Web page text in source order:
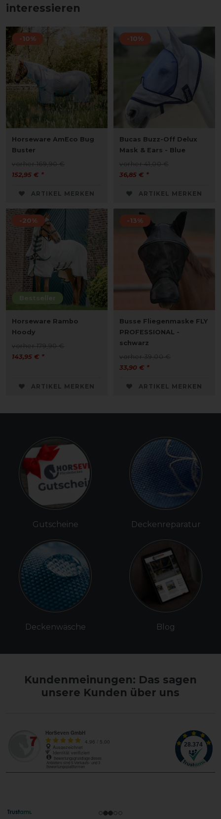
interessieren
-10%
Horseware AmEco Bug
Buster
vorher 169,90 €
152,95 € *
ARTIKEL MERKEN
-10%
Bucas Buzz-Off Delux
Mask & Ears - Blue
vorher 41,00 €
36,85 € *
ARTIKEL MERKEN
Bestseller
-20%
Horseware Rambo
Hoody
vorher 179,90 €
143,95 € *
ARTIKEL MERKEN
-13%
Busse Fliegenmaske FLY
PROFESSIONAL -
schwarz
vorher 39,00 €
33,90 € *
ARTIKEL MERKEN
Gutscheine
Deckenwäsche
Deckenreparatur
Blog
Kundenmeinungen: Das sagen
unsere Kunden über uns